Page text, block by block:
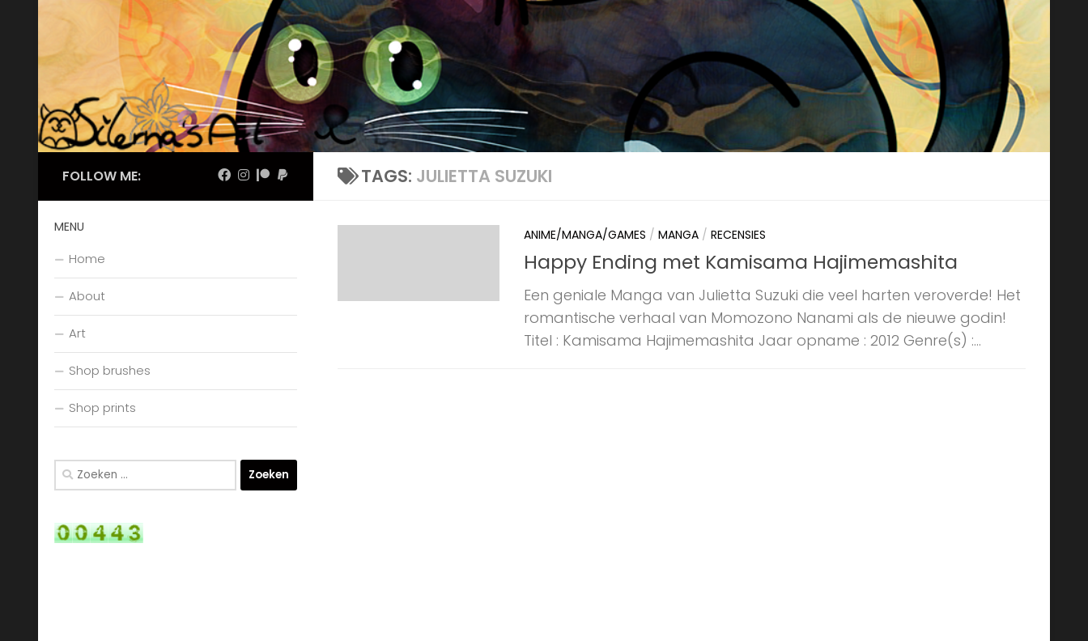
Skip to content
TAGS: JULIETTA SUZUKI
ANIME/MANGA/GAMES / MANGA / RECENSIES
Happy Ending met Kamisama Hajimemashita
Een geniale Manga van Julietta Suzuki die veel harten veroverde! Het
romantische verhaal van Momozono Nanami als de nieuwe godin!
Titel : Kamisama Hajimemashita Jaar opname : 2012 Genre(s) :...
FOLLOW ME:
MENU
Home
About
Art
Shop brushes
Shop prints
Zoeken
naar: